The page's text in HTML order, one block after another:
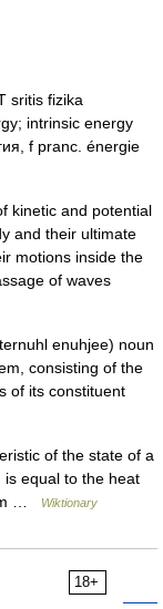
sritis fizika
intrinsic energy
f pranc. énergie
kinetic and potential
and their ultimate
motions inside the
of waves
enuhjee) noun
consisting of the
of its constituent
of the state of a
equal to the heat
…
Wiktionary
18+